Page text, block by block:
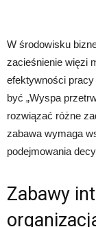
W środowisku
zacieśnienie więzi
efektywności pracy
być „Wyspa
rozwiązać różne
zabawa wymaga
podejmowania
Zabawy